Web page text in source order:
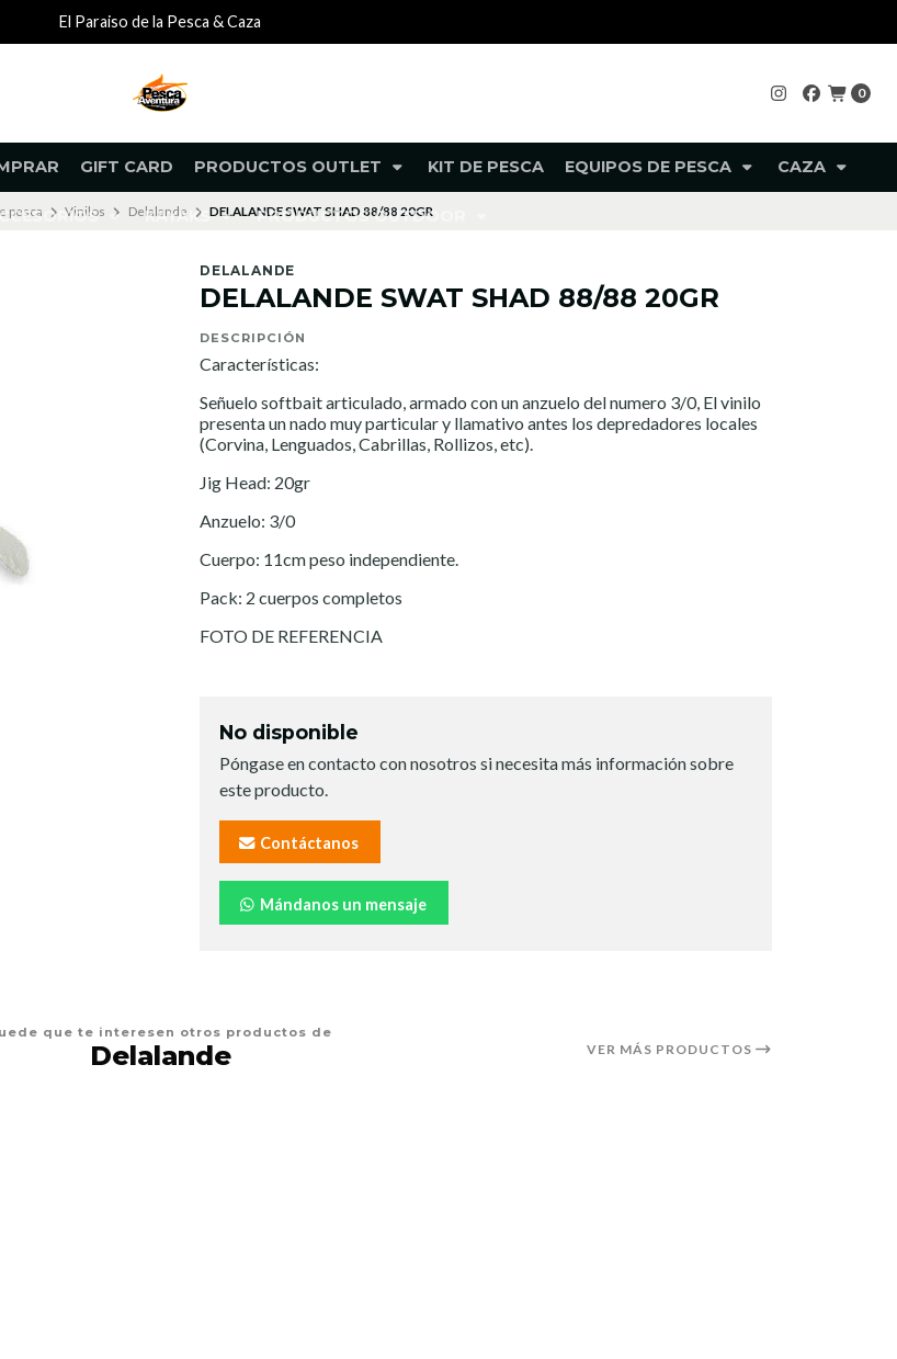
0
GIFT CARD PRODUCTOS OUTLET KIT DE PESCA EQUIPOS DE PESCA CAZA
KAYAKS PRODUCTOS OUTDOOR
El Paraiso de la Pesca & Caza
pesca Vinilos Delalande DELALANDE SWAT SHAD 88/88 20GR
DELALANDE
DELALANDE SWAT SHAD 88/88 20GR
DESCRIPCIÓN
Características:
Señuelo softbait articulado, armado con un anzuelo del numero 3/0, El vinilo
presenta un nado muy particular y llamativo antes los depredadores locales
(Corvina, Lenguados, Cabrillas, Rollizos, etc).
Jig Head: 20gr
Anzuelo: 3/0
Cuerpo: 11cm peso independiente.
Pack: 2 cuerpos completos
FOTO DE REFERENCIA
No disponible
Póngase en contacto con nosotros si necesita más información sobre
este producto.
Contáctanos
Mándanos un mensaje
que te interesen otros productos de
Delalande VER MÁS PRODUCTOS